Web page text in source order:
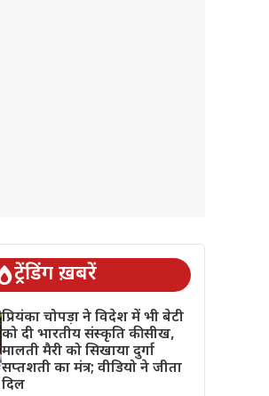
ट्रेंडिंग ख़बरें
प्रियंका चोपड़ा ने विदेश में भी बेटी
को दी भारतीय संस्कृति की सीख,
मालती मैरी को सिखाया दुर्गा
सप्तशती का मंत्र; वीडियो ने जीता
दिल